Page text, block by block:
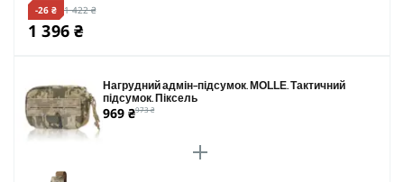
-26 ₴ 1 422 ₴
1 396 ₴
Нагрудний адмін-підсумок. MOLLE. Тактичний
підсумок. Піксель
969 ₴973 ₴